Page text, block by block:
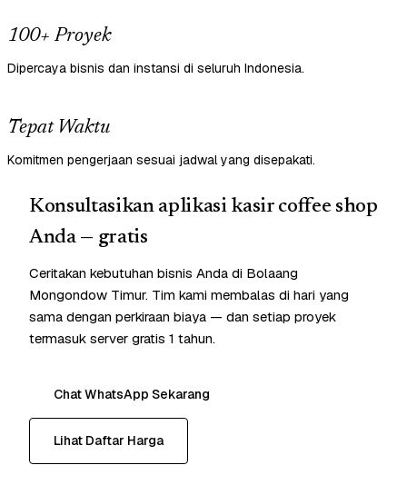
100+ Proyek
Dipercaya bisnis dan instansi di seluruh Indonesia.
Tepat Waktu
Komitmen pengerjaan sesuai jadwal yang disepakati.
Konsultasikan aplikasi kasir coffee shop
Anda — gratis
Ceritakan kebutuhan bisnis Anda di Bolaang
Mongondow Timur. Tim kami membalas di hari yang
sama dengan perkiraan biaya — dan setiap proyek
termasuk server gratis 1 tahun.
Chat WhatsApp Sekarang
Lihat Daftar Harga